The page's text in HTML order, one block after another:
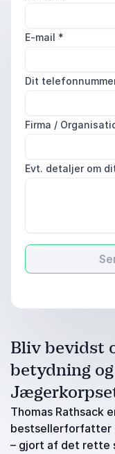
E-mail *
Dit
Firma /
Evt. detaljer om
Bliv bevidst
betydning
Thomas Rathsack
bestsellerforfatter
– gjort af det rette